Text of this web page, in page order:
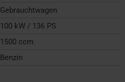
Gebrauchtwagen
100 kW / 136 PS
1500 ccm
Benzin